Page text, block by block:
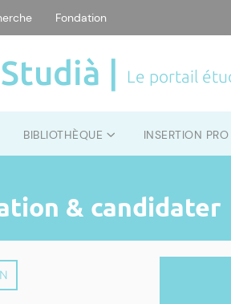
Fondation
Studià | Le portail
BIBLIOTHÈQUE INSERTION PRO
& candidater